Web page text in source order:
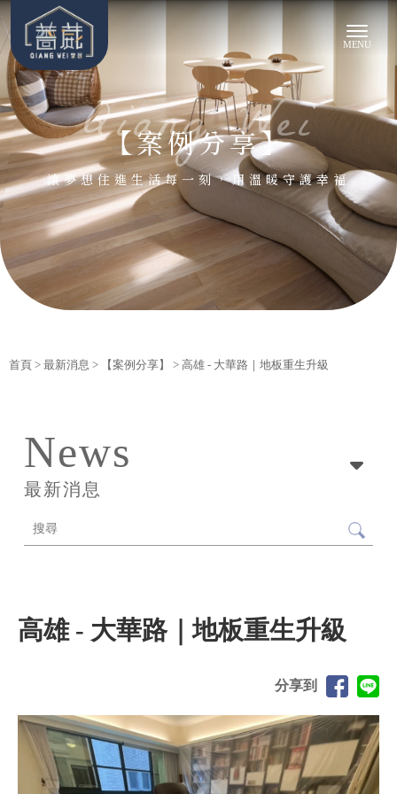
【案例分享】
首頁 > 最新消息 > 【案例分享】 > 高雄 - 大華路｜地板重生升級
最新消息
News
高雄 - 大華路｜地板重生升級
分享到